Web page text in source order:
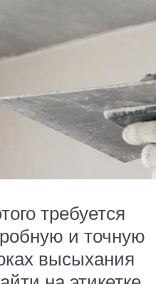
требуется
и точную
высыхания